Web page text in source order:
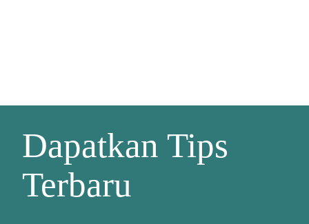
Dapatkan Tips
Terbaru